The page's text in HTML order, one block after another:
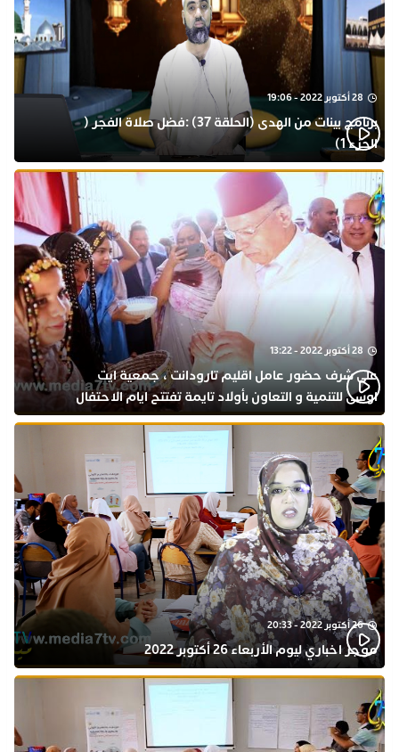
28 أكتوبر 2022 - 19:06
برنامج بينات من الهدى (الحلقة 37) :فضل صلاة الفجر (
الجزء 1)
28 أكتوبر 2022 - 13:22
على شرف حضور عامل اقليم تارودانت ، جمعية ايت
اوسى للتنمية و التعاون بأولاد تايمة تفتتح ايام الاحتفال
بذكرى المولد النبوي
26 أكتوبر 2022 - 20:33
موجز اخباري ليوم الأربعاء 26 أكتوبر 2022